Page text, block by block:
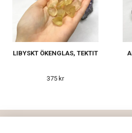
LIBYSKT ÖKENGLAS, TEKTIT
375 kr